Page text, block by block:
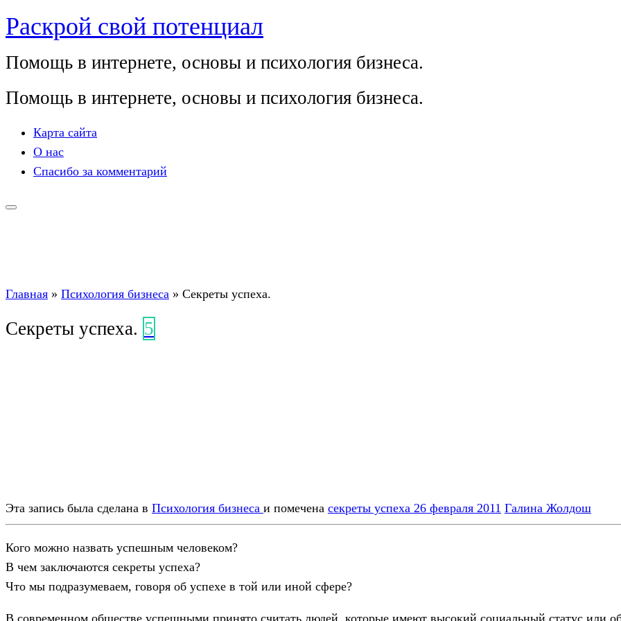
Перейти
содержимому
Раскрой свой потенциал
Помощь в интернете, основы и психология бизнеса.
Помощь в интернете, основы и психология бизнеса.
Карта сайта
О нас
Спасибо за комментарий
Главная » Психология бизнеса » Секреты успеха.
Секреты успеха. 5
Эта запись была сделана в Психология бизнеса и помечена секреты успеха 26 февраля 2011 Галина Жолдош
Кого можно назвать успешным человеком?
В чем заключаются секреты успеха?
Что мы подразумеваем, говоря об успехе в той или иной сфере?
В современном обществе успешными принято считать людей, которые имеют высокий социальный статус или